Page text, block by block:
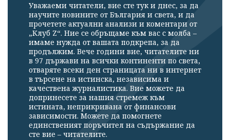
Уважаеми читатели, вие сте тук и днес, за да
научите новините от България и света, и да
прочетете актуални анализи и коментари от
„Клуб Z“. Ние се обръщаме към вас с молба –
имаме нужда от вашата подкрепа, за да
продължим. Вече години вие, читателите ни
в 97 държави на всички континенти по света,
отваряте всеки ден страницата ни в интернет
в търсене на истинска, независима и
качествена журналистика. Вие можете да
допринесете за нашия стремеж към
истината, неприкривана от финансови
зависимости. Можете да помогнете
единственият поръчител на съдържание да
сте вие – читателите.